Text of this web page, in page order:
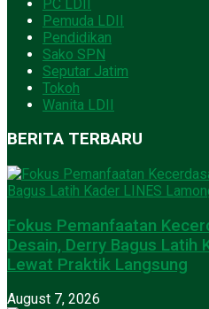
PC LDII
Pemuda LDII
Pendidikan
Sako SPN
Seputar Jatim
Tokoh
Wanita LDII
BERITA TERBARU
Fokus Pemanfaatan
Desain, Derry Bagus Latih
Lewat Praktik Langsung
August 7, 2026